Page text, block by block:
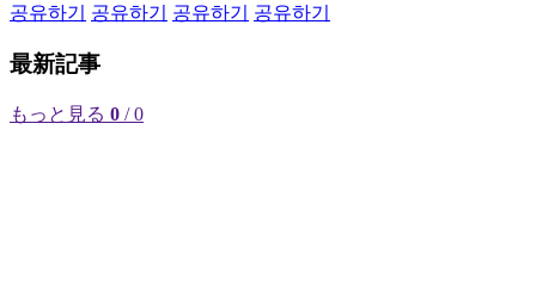
공유하기
공유하기 공유하기 공유하기
最新記事
もっと見る 0 / 0